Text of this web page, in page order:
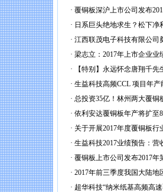
· 覆铜板深沪上市公司发布
· 日系巨头绝地求生？松下净
· 江西联茂电子科技有限公司
· 梁志立：2017年上市企业业
·
【特别】永远怀念唐翔千先
· 生益科技高频CCL 项目年
· 总投资35亿！林州两大覆铜
· 依利安达覆铜板年产将扩至
· 关于开展2017年度覆铜板行
· 生益科技2017业绩预告：营
· 覆铜板上市公司发布2017年
· 2017年前三季度我国大陆地
· 超华科技“纳米纸基高频高